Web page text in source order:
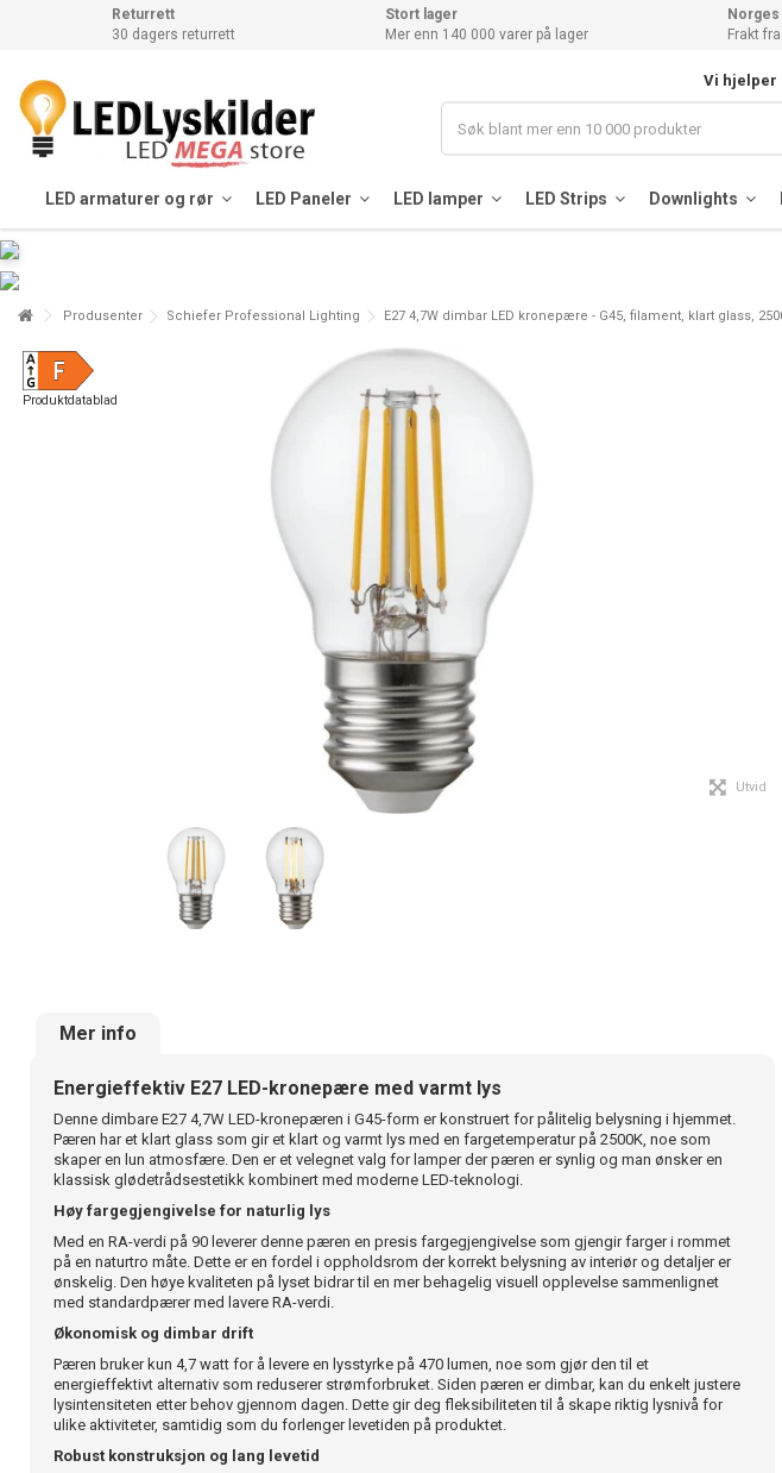
Returrett
30 dagers returrett
Stort lager
Mer enn 140 000 varer på lager
Frakt
Vi hjelper
LED armaturer og rør LED Paneler LED lamper LED Strips Downlights
Produsenter Schiefer Professional Lighting E27 4,7W dimbar LED kronepære - G45, filament, klart glass,
Produktdatablad
Utvid
Mer info
Energieffektiv E27 LED-kronepære med varmt lys
Denne dimbare E27 4,7W LED-kronepæren i G45-form er konstruert for pålitelig belysning i hjemmet.
Pæren har et klart glass som gir et klart og varmt lys med en fargetemperatur på 2500K, noe som
skaper en lun atmosfære. Den er et velegnet valg for lamper der pæren er synlig og man ønsker en
klassisk glødetrådsestetikk kombinert med moderne LED-teknologi.
Høy fargegjengivelse for naturlig lys
Med en RA-verdi på 90 leverer denne pæren en presis fargegjengivelse som gjengir farger i rommet
på en naturtro måte. Dette er en fordel i oppholdsrom der korrekt belysning av interiør og detaljer er
ønskelig. Den høye kvaliteten på lyset bidrar til en mer behagelig visuell opplevelse sammenlignet
med standardpærer med lavere RA-verdi.
Økonomisk og dimbar drift
Pæren bruker kun 4,7 watt for å levere en lysstyrke på 470 lumen, noe som gjør den til et
energieffektivt alternativ som reduserer strømforbruket. Siden pæren er dimbar, kan du enkelt justere
lysintensiteten etter behov gjennom dagen. Dette gir deg fleksibiliteten til å skape riktig lysnivå for
ulike aktiviteter, samtidig som du forlenger levetiden på produktet.
Robust konstruksjon og lang levetid